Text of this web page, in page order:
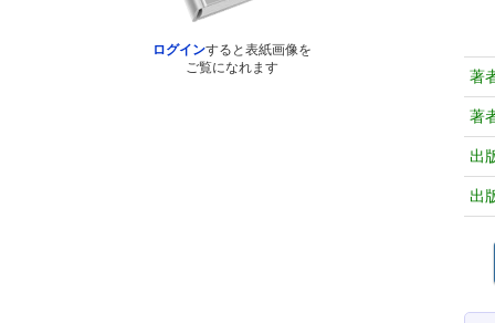
ログインすると表紙画像を
ご覧になれます
著
著
出
出